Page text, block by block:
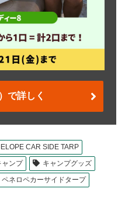
で詳しく
CAR SIDE TARP
ャンプ
キャンプグッズ
ペネロペカーサイドタープ